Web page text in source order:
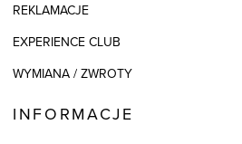
REKLAMACJE
EXPERIENCE CLUB
WYMIANA / ZWROTY
INFORMACJE